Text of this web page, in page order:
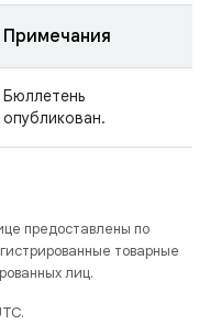
Примечания
Бюллетень
опубликован.
предоставлены по
товарные
лиц.